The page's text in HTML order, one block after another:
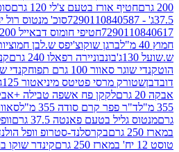
אורז בטעם צ'לי 120 גרם
סוכ' מנטוס
חטיפי חומוס דבאייל 200 גרם
עיד
ברגן שוקוצ'יפס ש.לבן חמוציות 130ג'
בונבוניירה רפאלו 240 גרם
100 גרם תפוח
מרסי פטיטס מיניאטור 125ג'
עיד לקקן
לקקן פח אשפה טבילה +אבקה 40 גרם
פפר קרם סודה 355 מ"ל
בטעם פאנטה 37.5 גרם
בקרסלנד-סטרופ וופל הולנדי 250 גרם
קינדר שוקו בונס קריספי 67.2 גרם